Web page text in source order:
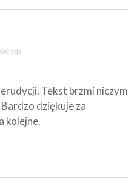
Tekst brzmi niczym
dziękuje za
kolejne.